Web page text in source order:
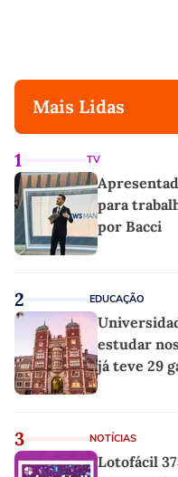
Mais Lidas
1 TV
para
por Bacci
2 EDUCAÇÃO
estudar
já teve 29
3 NOTÍCIAS
Lotofácil